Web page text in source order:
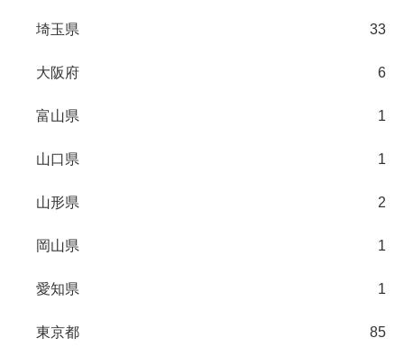
埼玉県 33
大阪府 6
富山県 1
山口県 1
山形県 2
岡山県 1
愛知県 1
東京都 85